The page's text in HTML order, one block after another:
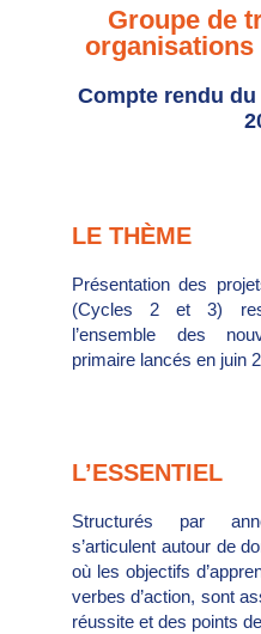
Groupe de
Compte rendu
LE THÈME
Présentation des
(Cycles 2 et 3)
l’ensemble des
primaire lancés en juin
L’ESSENTIEL
Structurés par
s’articulent autour de
où les objectifs
verbes d’action, sont
réussite et des points